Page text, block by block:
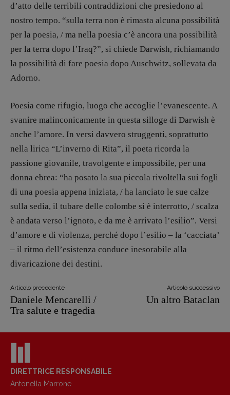
d’atto delle terribili contraddizioni che presiedono al
nostro tempo. “sulla terra non è rimasta alcuna possibilità
per la poesia, / ma nella poesia c’è ancora una possibilità
per la terra dopo l’Iraq?”, si chiede Darwish, richiamando
la possibilità di fare poesia dopo Auschwitz, sollevata da
Adorno.
Poesia come rifugio, luogo che accoglie l’evanescente. A
svanire malinconicamente in questa silloge di Darwish è
anche l’amore. In versi davvero struggenti, soprattutto
nella lirica “L’inverno di Rita”, il poeta ricorda la
passione giovanile, travolgente e impossibile, per una
donna ebrea: “ha posato la sua piccola rivoltella sui fogli
di una poesia appena iniziata, / ha lanciato le sue calze
sulla sedia, il tubare delle colombe si è interrotto, / scalza
è andata verso l’ignoto, e da me è arrivato l’esilio”. Versi
d’amore e di violenza, perché dopo l’esilio – la ‘cacciata’
– il ritmo dell’esistenza conduce inesorabile alla
divaricazione dei destini.
Articolo precedente
Daniele Mencarelli /
Tra salute e tragedia
Articolo successivo
Un altro Bataclan
DIRETTRICE RESPONSABILE
Antonella Marrone